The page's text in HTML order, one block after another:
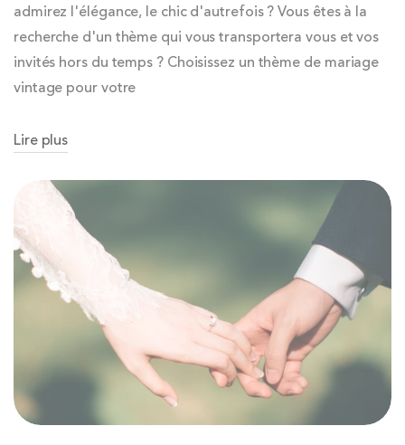
admirez l'élégance, le chic d'autrefois ? Vous êtes à la
recherche d'un thème qui vous transportera vous et vos
invités hors du temps ? Choisissez un thème de mariage
vintage pour votre
Lire plus